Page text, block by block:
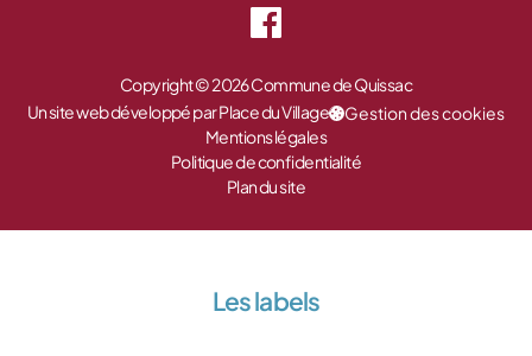
Copyright © 2026 Commune de Quissac
Un site web développé par Place du Village
Gestion des cookies
Mentions légales
Politique de confidentialité
Plan du site
Les labels